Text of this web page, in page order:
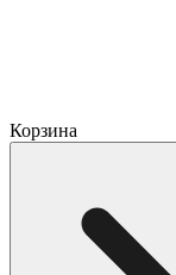
Корзина